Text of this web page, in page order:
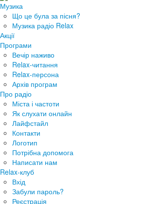
Музика
Що це була за пісня?
Музика радіо Relax
Акції
Програми
Вечір наживо
Relax-читання
Relax-персона
Архів програм
Про радіо
Міста і частоти
Як слухати онлайн
Лайфстайл
Контакти
Логотип
Потрібна допомога
Написати нам
Relax-клуб
Вхід
Забули пароль?
Реєстрація